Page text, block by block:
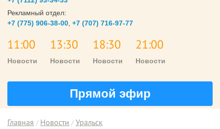
Рекламный отдел:
+7 (775) 906-38-00 +7 (707) 716-97-77
11:00
Новости
13:30
Новости
18:30
Новости
21:00
Новости
Прямой эфир
Главная Новости Уральск